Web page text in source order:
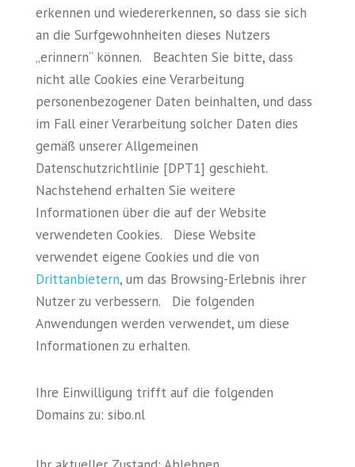
erkennen und wiedererkennen, so dass sie sich
an die Surfgewohnheiten dieses Nutzers
„erinnern“ können. Beachten Sie bitte, dass
nicht alle Cookies eine Verarbeitung
personenbezogener Daten beinhalten, und dass
im Fall einer Verarbeitung solcher Daten dies
gemäß unserer Allgemeinen
Datenschutzrichtlinie [DPT1] geschieht.
Nachstehend erhalten Sie weitere
Informationen über die auf der Website
verwendeten Cookies. Diese Website
verwendet eigene Cookies und die von
Drittanbietern, um das Browsing-Erlebnis ihrer
Nutzer zu verbessern. Die folgenden
Anwendungen werden verwendet, um diese
Informationen zu erhalten.
Ihre Einwilligung trifft auf die folgenden
Domains zu: sibo.nl